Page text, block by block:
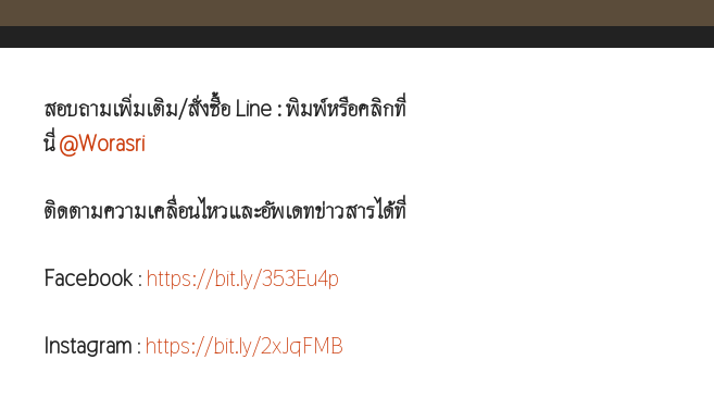
สอบถามเพิ่มเติม/สั่งซื้อ Line : พิมพ์หรือคลิกที่
นี่@Worasri
ติดตามความเคลื่อนไหวและอัพเดทข่าวสารได้ที่
Facebook : https://bit.ly/353Eu4p
Instagram : https://bit.ly/2xJqFMB